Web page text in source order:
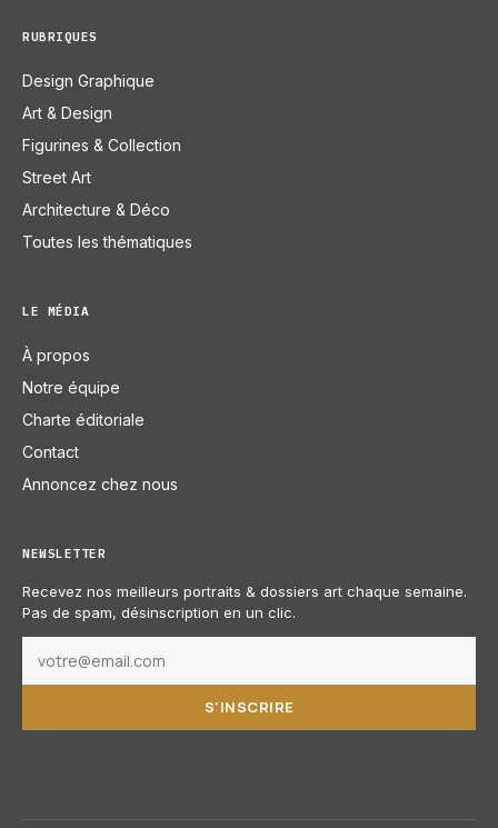
RUBRIQUES
Design Graphique
Art & Design
Figurines & Collection
Street Art
Architecture & Déco
Toutes les thématiques
LE MÉDIA
À propos
Notre équipe
Charte éditoriale
Contact
Annoncez chez nous
NEWSLETTER
Recevez nos meilleurs portraits & dossiers art chaque semaine.
Pas de spam, désinscription en un clic.
S'INSCRIRE